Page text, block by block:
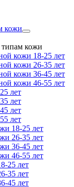
кожи
кожи
кожи 18-25 лет
кожи 26-35 лет
кожи 36-45 лет
кожи 46-55 лет
лет
лет
лет
лет
18-25 лет
26-35 лет
36-45 лет
46-55 лет
25 лет
35 лет
45 лет